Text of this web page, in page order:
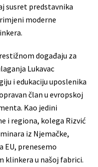
susret predstavnika
moderne
događaju za
Lukavac
i edukaciju uposlenika
član u evropskoj
Kao jedini
i regiona, kolega Rizvić
iz Njemačke,
EU, prenesemo
klinkera u našoj fabrici.